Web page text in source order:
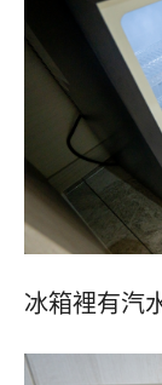
冰箱裡有汽